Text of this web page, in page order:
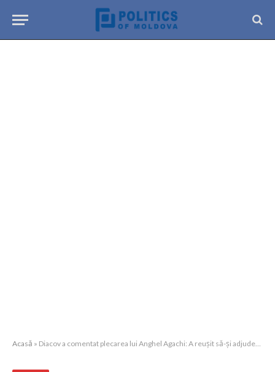
Acasă » Diacov a comentat plecarea lui Anghel Agachi: A reușit să-şi adjudece cel mai valoros onorariu dintre transfugi